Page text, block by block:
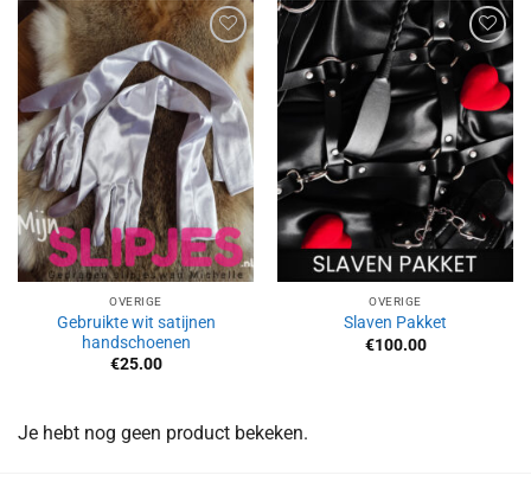
Aan
verlanglijst
toevoegen
OVERIGE
Gebruikte wit satijnen
handschoenen
€25.00
Aan
verlanglijst
toevoegen
OVERIGE
Slaven Pakket
€100.00
Je hebt nog geen product bekeken.